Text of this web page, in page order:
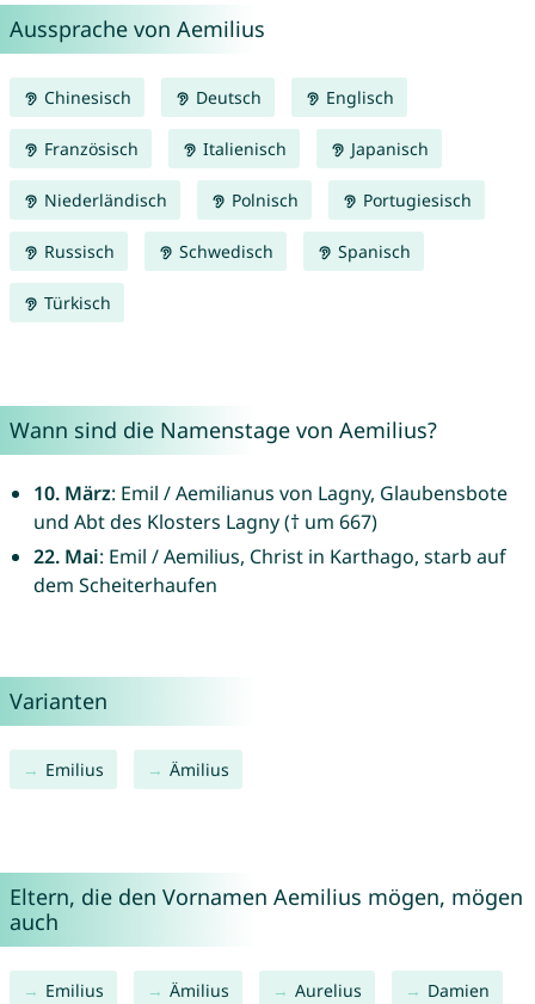
Aussprache von Aemilius
Chinesisch Deutsch Englisch
Französisch Italienisch Japanisch
Niederländisch Polnisch Portugiesisch
Russisch Schwedisch Spanisch
Türkisch
Wann sind die Namenstage von Aemilius?
10. März: Emil / Aemilianus von Lagny, Glaubensbote
und Abt des Klosters Lagny († um 667)
22. Mai: Emil / Aemilius, Christ in Karthago, starb auf
dem Scheiterhaufen
Varianten
Emilius Ämilius
Eltern, die den Vornamen Aemilius mögen, mögen
auch
Emilius Ämilius Aurelius Damien